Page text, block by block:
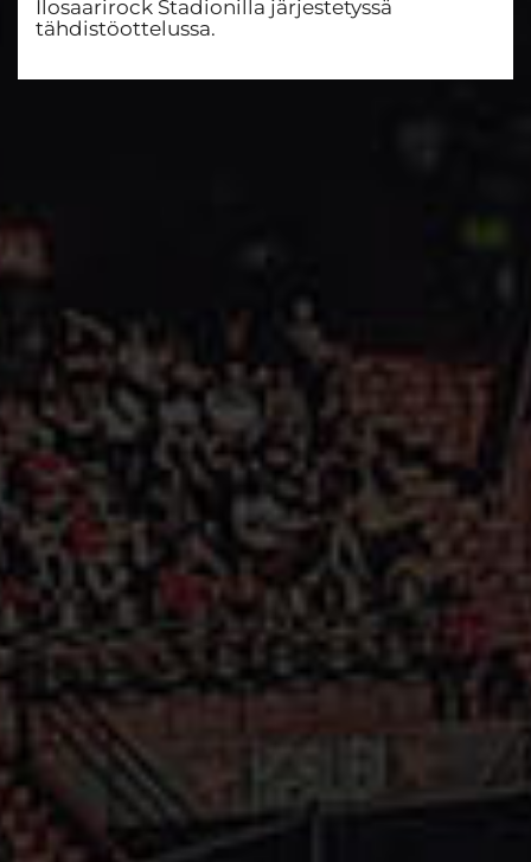
Ilosaarirock Stadionilla järjestetyssä
tähdistöottelussa.